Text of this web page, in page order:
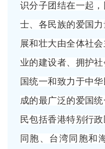
识分子团结在一起
士、各民族的爱国
展和壮大由全体社
业的建设者、拥护
国统一和致力于中
成的最广泛的爱国
民包括香港特别行
同胞、台湾同胞和